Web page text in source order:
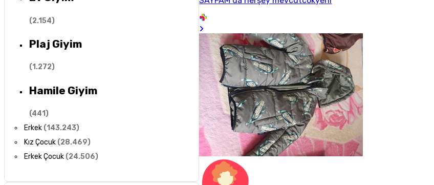
(2.154)
Plaj Giyim
(1.272)
Hamile Giyim
(441)
Erkek (143.243)
Kız Çocuk (28.469)
Erkek Çocuk (24.506)